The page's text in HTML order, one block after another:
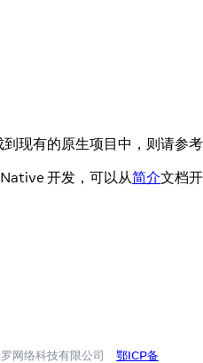
现有的原生项目中，则请参考
开发，可以从简介文档
网络科技有限公司
鄂ICP备